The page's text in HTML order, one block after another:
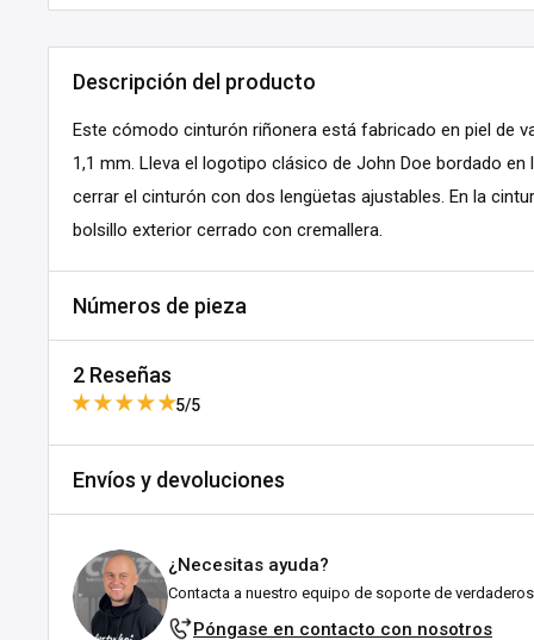
Descripción del producto
Este cómodo cinturón riñonera está fabricado en piel de
1,1 mm. Lleva el logotipo clásico de John Doe bordado en
cerrar el cinturón con dos lengüetas ajustables. En la
bolsillo exterior cerrado con cremallera.
Números de pieza
SKU:A486-851891
MPN:JKB5001-S/M
DPN:949486
L/XL
MPN:JKB5001-L/XL
DPN:949487
2 Reseñas
5/5
Este producto no ha recibido ninguna
Envíos y devoluciones
Todos los pedidos se envían desde nuestro almacén en
esforzamos por enviarlos lo antes posible!
¿Necesitas ayuda?
Contacta a nuestro equipo de soporte de
Póngase en contacto con nosotros